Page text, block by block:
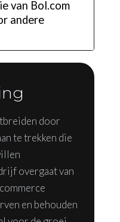
van Bol.com
andere
door
te trekken die
overgaat van
en behouden